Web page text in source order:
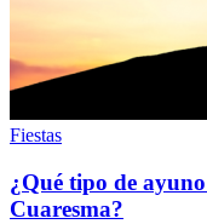
Fiestas
¿Qué tipo de
Cuaresma?